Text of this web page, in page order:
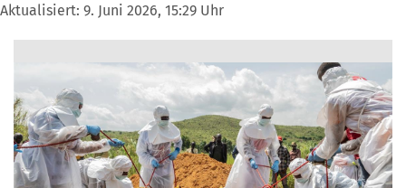
Aktualisiert: 9. Juni 2026, 15:29 Uhr